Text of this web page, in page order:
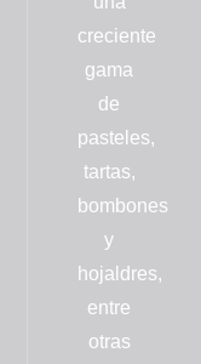
creciente
gama
de
pasteles,
tartas,
bombones
y
hojaldres,
entre
otras